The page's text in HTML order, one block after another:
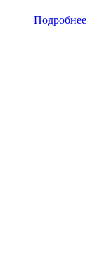
Подробнее